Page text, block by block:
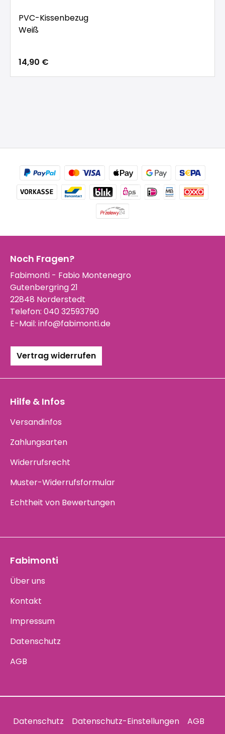
PVC-Kissenbezug
Weiß
14,90 €
Noch Fragen?
Fabimonti - Fabio Montenegro
Gutenbergring 21
22848 Norderstedt
Telefon: 040 32593790
E-Mail: info@fabimonti.de
Vertrag widerrufen
Hilfe & Infos
Versandinfos
Zahlungsarten
Widerrufsrecht
Muster-Widerrufsformular
Echtheit von Bewertungen
Fabimonti
Über uns
Kontakt
Impressum
Datenschutz
AGB
Datenschutz Datenschutz-Einstellungen
AGB